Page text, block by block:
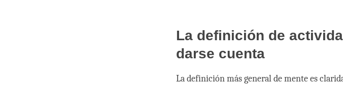
La definición de
darse cuenta
La definición más general de mente es